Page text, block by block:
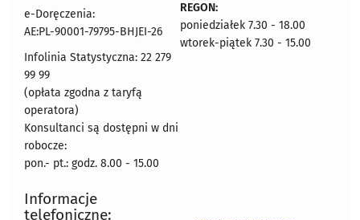
e-Doręczenia:
AE:PL-90001-79795-BHJEI-26
Infolinia Statystyczna: 22 279
99 99
(opłata zgodna z taryfą
operatora)
Konsultanci są dostępni w dni
robocze:
pon.- pt.: godz. 8.00 - 15.00
REGON:
poniedziałek 7.30 - 18.00
wtorek-piątek 7.30 - 15.00
Informacje
telefoniczne: